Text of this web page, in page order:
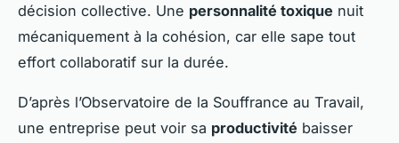
décision collective. Une personnalité toxique nuit
mécaniquement à la cohésion, car elle sape tout
effort collaboratif sur la durée.
D’après l’Observatoire de la Souffrance au Travail,
une entreprise peut voir sa productivité baisser